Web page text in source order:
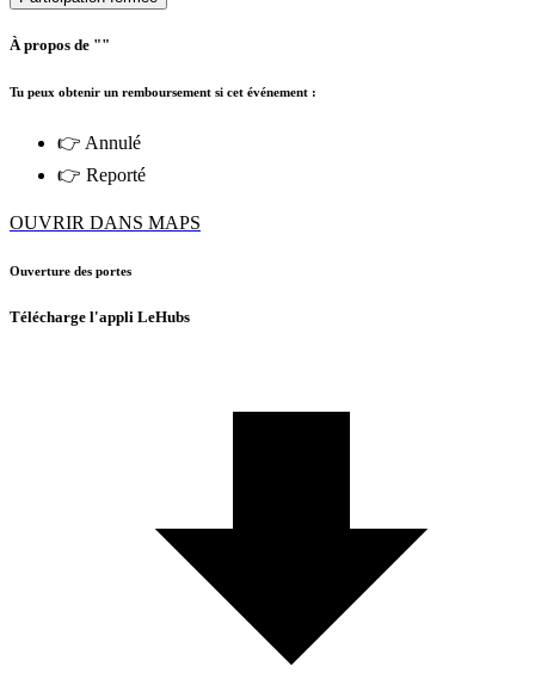
À propos de ""
Tu peux obtenir un remboursement si cet événement :
👉 Annulé
👉 Reporté
OUVRIR DANS MAPS
Ouverture des portes
Télécharge l'appli LeHubs